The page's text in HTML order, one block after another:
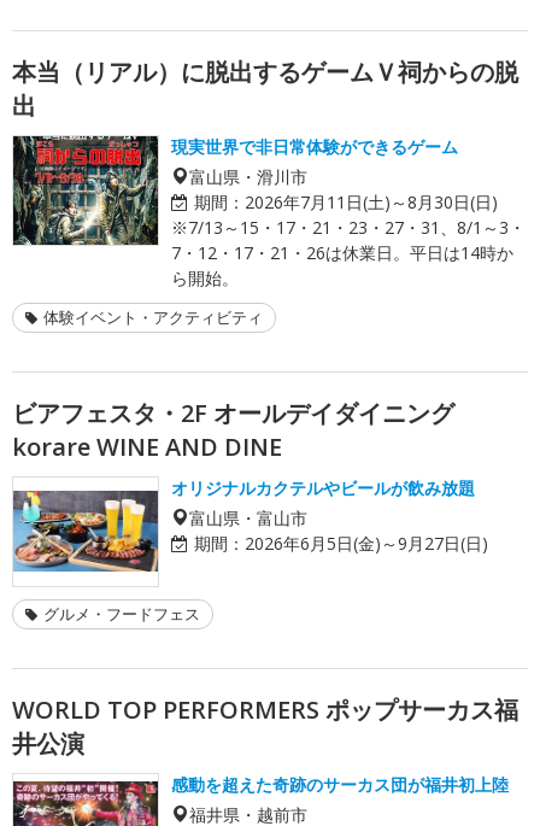
本当（リアル）に脱出するゲームＶ祠からの脱
出
現実世界で非日常体験ができるゲーム
富山県・滑川市
期間： 2026年7月11日(土)～8月30日(日)
※7/13～15・17・21・23・27・31、8/1～3・
7・12・17・21・26は休業日。平日は14時か
ら開始。
体験イベント・アクティビティ
ビアフェスタ・2F オールデイダイニング
korare WINE AND DINE
オリジナルカクテルやビールが飲み放題
富山県・富山市
期間： 2026年6月5日(金)～9月27日(日)
グルメ・フードフェス
WORLD TOP PERFORMERS ポップサーカス福
井公演
感動を超えた奇跡のサーカス団が福井初上陸
福井県・越前市